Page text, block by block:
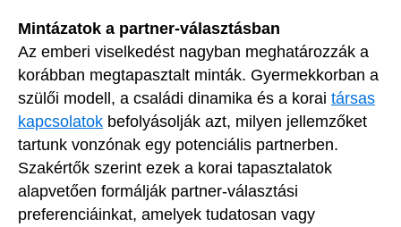
Mintázatok a partner-választásban
Az emberi viselkedést nagyban meghatározzák a
korábban megtapasztalt minták. Gyermekkorban a
szülői modell, a családi dinamika és a korai társas
kapcsolatok befolyásolják azt, milyen jellemzőket
tartunk vonzónak egy potenciális partnerben.
Szakértők szerint ezek a korai tapasztalatok
alapvetően formálják partner-választási
preferenciáinkat, amelyek tudatosan vagy